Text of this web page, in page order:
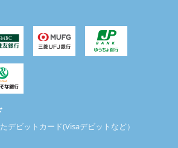
デビットカード(Visaデビットなど）